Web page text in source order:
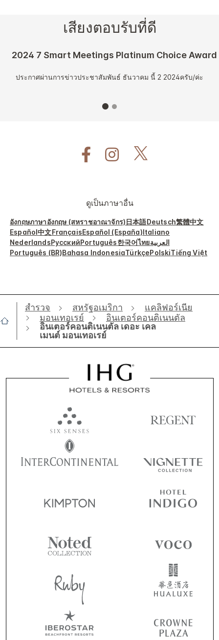
เสียงตอบรับที่ดี
2024 7 Smart Meetings Platinum Choice Award
ประกาศผ่านการข่าวประชาสัมพันธ์ ธันวาคม นี้ 2 2024ครับ/ค่ะ
ดูเป็นภาษาอื่น
อังกฤษภาษาอังกฤษ (สหราชอาณาจักร)日本語Deutsch繁體中文
Español中文FrançaisEspañol (España)Italiano
NederlandsРусскийPortuguês한국어ไทยالعربية
Português (BR)Bahasa IndonesiaTürkçePolskiTiếng Việt
สำรวจ สหรัฐอเมริกา
แคลิฟอร์เนีย
มอนเทอเรย์
อินเตอร์คอนติเนนตัล
อินเตอร์คอนติเนนตัล เดอะ เคล
เมนต์ มอนเทอเรย์